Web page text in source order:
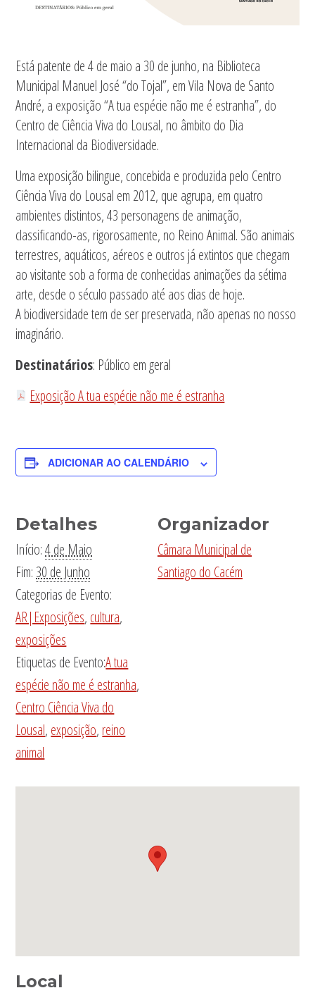
Está patente de 4 de maio a 30 de junho, na Biblioteca
Municipal Manuel José “do Tojal”, em Vila Nova de Santo
André, a exposição “A tua espécie não me é estranha”, do
Centro de Ciência Viva do Lousal, no âmbito do Dia
Internacional da Biodiversidade.
Uma exposição bilingue, concebida e produzida pelo Centro
Ciência Viva do Lousal em 2012, que agrupa, em quatro
ambientes distintos, 43 personagens de animação,
classificando-as, rigorosamente, no Reino Animal. São animais
terrestres, aquáticos, aéreos e outros já extintos que chegam
ao visitante sob a forma de conhecidas animações da sétima
arte, desde o século passado até aos dias de hoje.
A biodiversidade tem de ser preservada, não apenas no nosso
imaginário.
Destinatários: Público em geral
Exposição A tua espécie não me é estranha
ADICIONAR AO CALENDÁRIO
Detalhes
Início:4 de Maio
Fim: 30 de Junho
Categorias de Evento:
AR|Exposições, cultura,
exposições
Etiquetas de Evento:A tua
espécie não me é estranha,
Centro Ciência Viva do
Lousal, exposição, reino
animal
Organizador
Câmara Municipal de
Santiago do Cacém
Local